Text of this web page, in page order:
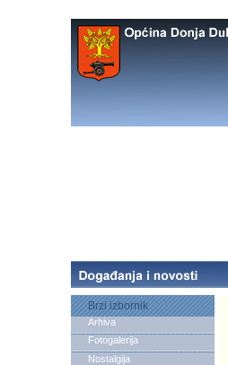
Brzi izbornik
Arhiva
Fotogalerija
Nostalgija